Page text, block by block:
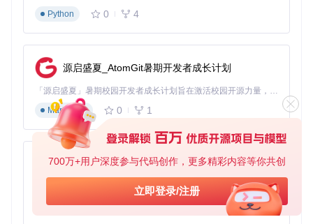
700万+用户深度参与代码创作，更多精彩内容等你共创
立即登录/注册
立即体验KeymouseGo带来的效率提升，访问项目仓库获取最
git clone
作为开源项目，KeymouseGo的成长离不开社区贡献。无论是
功能建议、bug报告还是插件开发，都欢迎通过项目issue系统
参与讨论。加入我们的开发者社区，共同构建更智能、更高效
的自动化工具生态，让技术真正服务于生产力提升。
KeymouseGo 下载源代码
类似按键精灵的鼠标键盘录制和自动化操作 模拟点击和键入 | automate mouse clicks and keyboard input
Python
0 4
源启盛夏_AtomGit暑期开发者成长计划
「源启盛夏」暑期校园开发者成长计划旨在激活校园开源力量，通过积分激励、认证扶持、资源倾斜等形式，引导高校组织和开发者完成「入驻 — 建项目 — 做贡献 — 获认证 — 得资源」的完整闭环。无论你是想带领社团入驻平台的组织者，还是希望用代码贡献证明自己的开发者，都能在这里找到属于你的成长路径。
Markdown
0 1
py-xiaozhi
基于Python的Xiaozhi AI，适用于想要完整Xiaozhi体验而无需拥有专用硬件的用户。
Python
0 1